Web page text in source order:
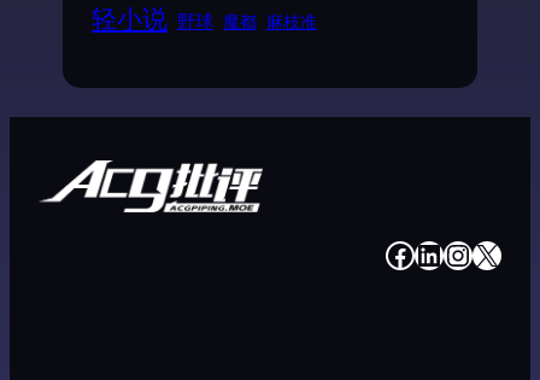
轻小说 野球 魔都 麻枝准
# # # #